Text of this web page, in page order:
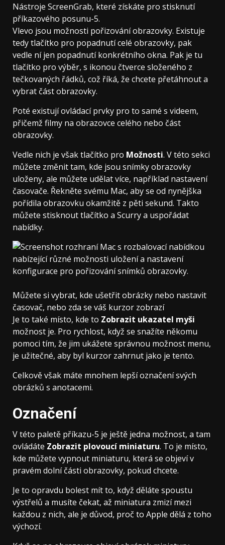
Nástroje ScreenGrab, které získáte pro stisknutí
příkazového posunu-5.
Vlevo jsou možnosti pořizování obrazovky. Existuje
tedy tlačítko pro popadnutí celé obrazovky, pak
vedle ní jen popadnutí konkrétního okna. Pak je tu
tlačítko pro výběr, s ikonou čtverce složeného z
tečkovaných řádků, což říká, že chcete přetáhnout a
vybrat část obrazovky.
Poté existují ovládací prvky pro to samé s videem,
přičemž filmy na obrazovce celého nebo část
obrazovky.
Vedle nich je však tlačítko pro Možnosti. V této sekci
můžete změnit tam, kde jsou snímky obrazovky
uloženy, ale můžete udělat více, například nastavení
časovače. Řekněte svému Mac, aby se od nynějška
pořídila obrazovku okamžitě z pěti sekund. Takto
můžete stisknout tlačítko a Scurry a uspořádat
nabídky.
Můžete si vybrat, kde ušetřit obrázky nebo nastavit
časovač, nebo zda se váš kurzor zobrazí
Je to také místo, kde to Zobrazit ukazatel myši
možnost je. Pro rychlost, když se snažíte někomu
pomoci tím, že jim ukážete správnou možnost menu,
je užitečné, aby byl kurzor zahrnut jako je tento.
Celkově však máte mnohem lepší označení svých
obrázků s anotacemi.
Označení
V této paletě příkazu-5 je ještě jedna možnost, a tam
ovládáte Zobrazit plovoucí miniaturu. To je místo,
kde můžete vypnout miniaturu, která se objeví v
pravém dolní části obrazovky, pokud chcete.
Je to opravdu bolest mít to, když děláte spoustu
výstřelů a musíte čekat, až miniatura zmizí mezi
každou z nich, ale je důvod, proč to Apple dělá z toho
výchozí.